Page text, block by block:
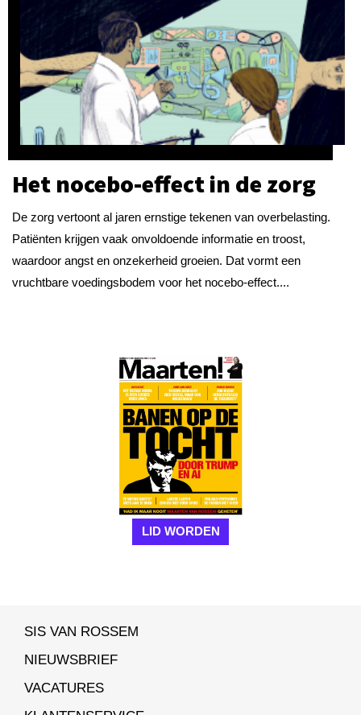
Het nocebo-effect in de zorg
De zorg vertoont al jaren ernstige tekenen van overbelasting.
Patiënten krijgen vaak onvoldoende informatie en troost,
waardoor angst en onzekerheid groeien. Dat vormt een
vruchtbare voedingsbodem voor het nocebo-effect....
LID WORDEN
SIS VAN ROSSEM
NIEUWSBRIEF
VACATURES